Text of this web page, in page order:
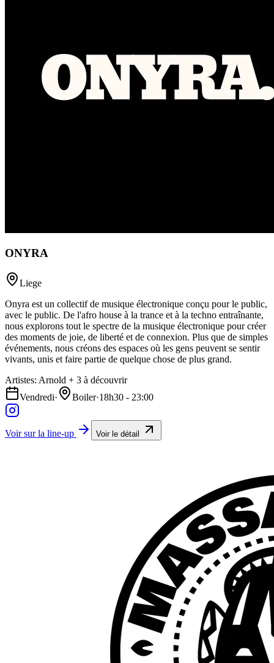
ONYRA
Liege
Onyra est un collectif de musique électronique conçu pour le public,
avec le public. De l'afro house à la trance et à la techno entraînante,
nous explorons tout le spectre de la musique électronique pour créer
des moments de joie, de liberté et de connexion. Plus que de simples
événements, nous créons des espaces où les gens peuvent se sentir
vivants, unis et faire partie de quelque chose de plus grand.
Artistes: Arnold + 3 à découvrir
Vendredi· Boiler·18h30 - 23:00
Voir sur la line-up Voir le détail